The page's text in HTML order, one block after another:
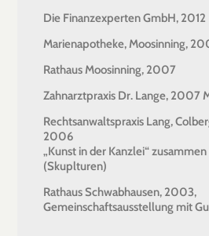
Die Finanzexperten GmbH, 2012
Marienapotheke, Moosinning,
Rathaus Moosinning, 2007
Zahnarztpraxis Dr. Lange, 2007
Rechtsanwaltspraxis Lang,
2006
„Kunst in der Kanzlei“
(Skuplturen)
Rathaus Schwabhausen, 2003,
Gemeinschaftsausstellung mit